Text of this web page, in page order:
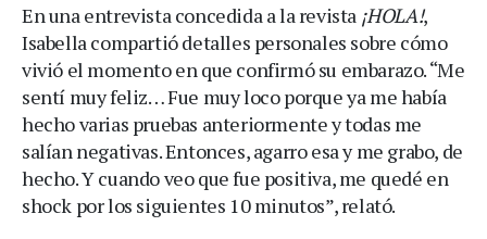
En una entrevista concedida a la revista ¡HOLA!,
Isabella compartió detalles personales sobre cómo
vivió el momento en que confirmó su embarazo. “Me
sentí muy feliz… Fue muy loco porque ya me había
hecho varias pruebas anteriormente y todas me
salían negativas. Entonces, agarro esa y me grabo, de
hecho. Y cuando veo que fue positiva, me quedé en
shock por los siguientes 10 minutos”, relató.